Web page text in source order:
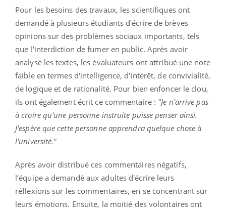
Pour les besoins des travaux, les scientifiques ont
demandé à plusieurs étudiants d'écrire de brèves
opinions sur des problèmes sociaux importants, tels
que l'interdiction de fumer en public. Après avoir
analysé les textes, les évaluateurs ont attribué une note
faible en termes d'intelligence, d'intérêt, de convivialité,
de logique et de rationalité. Pour bien enfoncer le clou,
ils ont également écrit ce commentaire : "Je n'arrive pas
à croire qu'une personne instruite puisse penser ainsi.
J'espère que cette personne apprendra quelque chose à
l'université."
Après avoir distribué ces commentaires négatifs,
l’équipe a demandé aux adultes d'écrire leurs
réflexions sur les commentaires, en se concentrant sur
leurs émotions. Ensuite, la moitié des volontaires ont